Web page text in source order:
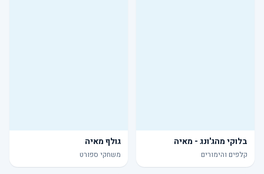
בלוקי מהג'ונג - מאיה
קלפים והימורים
גולף מאיה
משחקי ספורט